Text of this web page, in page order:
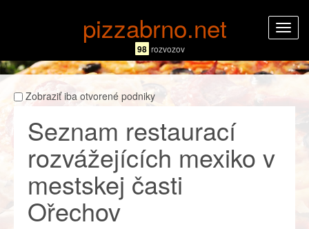
pizzabrno.net
98 rozvozov
Zobraziť iba otvorené podniky
Seznam restaurací
rozvážejících mexiko v
mestskej časti
Ořechov